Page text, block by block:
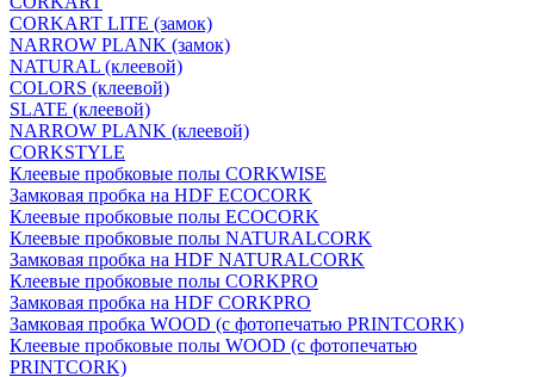
CORKART LITE (замок)
NARROW PLANK (замок)
NATURAL (клеевой)
COLORS (клеевой)
SLATE (клеевой)
NARROW PLANK (клеевой)
CORKSTYLE
Клеевые пробковые полы CORKWISE
Замковая пробка на HDF ECOCORK
Клеевые пробковые полы ECOCORK
Клеевые пробковые полы NATURALCORK
Замковая пробка на HDF NATURALCORK
Клеевые пробковые полы CORKPRO
Замковая пробка на HDF CORKPRO
Замковая пробка WOOD (с фотопечатью PRINTCORK)
Клеевые пробковые полы WOOD (с фотопечатью
PRINTCORK)